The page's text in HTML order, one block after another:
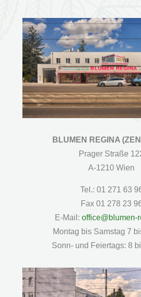
BLUMEN REGINA
Prager Straße
A-1210 Wien
Tel.: 01 271 63
Fax 01 278 23
E-Mail: office@blumen-
Montag bis Samstag 7
Sonn- und Feiertags: 8